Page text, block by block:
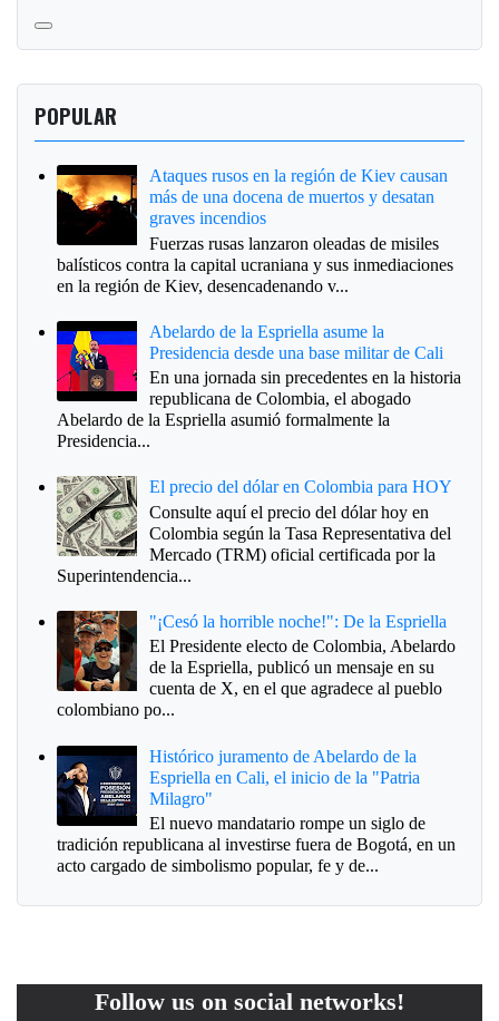
POPULAR
Ataques rusos en la región de Kiev causan
más de una docena de muertos y desatan
graves incendios
Fuerzas rusas lanzaron oleadas de misiles
balísticos contra la capital ucraniana y sus inmediaciones
en la región de Kiev, desencadenando v...
Abelardo de la Espriella asume la
Presidencia desde una base militar de Cali
En una jornada sin precedentes en la historia
republicana de Colombia, el abogado
Abelardo de la Espriella asumió formalmente la
Presidencia...
El precio del dólar en Colombia para HOY
Consulte aquí el precio del dólar hoy en
Colombia según la Tasa Representativa del
Mercado (TRM) oficial certificada por la
Superintendencia...
"¡Cesó la horrible noche!": De la Espriella
El Presidente electo de Colombia, Abelardo
de la Espriella, publicó un mensaje en su
cuenta de X, en el que agradece al pueblo
colombiano po...
Histórico juramento de Abelardo de la
Espriella en Cali, el inicio de la "Patria
Milagro"
El nuevo mandatario rompe un siglo de
tradición republicana al investirse fuera de Bogotá, en un
acto cargado de simbolismo popular, fe y de...
Follow us on social networks!